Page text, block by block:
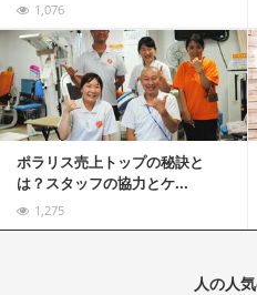
1,076
ポラリス売上トップの秘訣と
は？スタッフの協力とケ...
1,275
記事を読む
人の人